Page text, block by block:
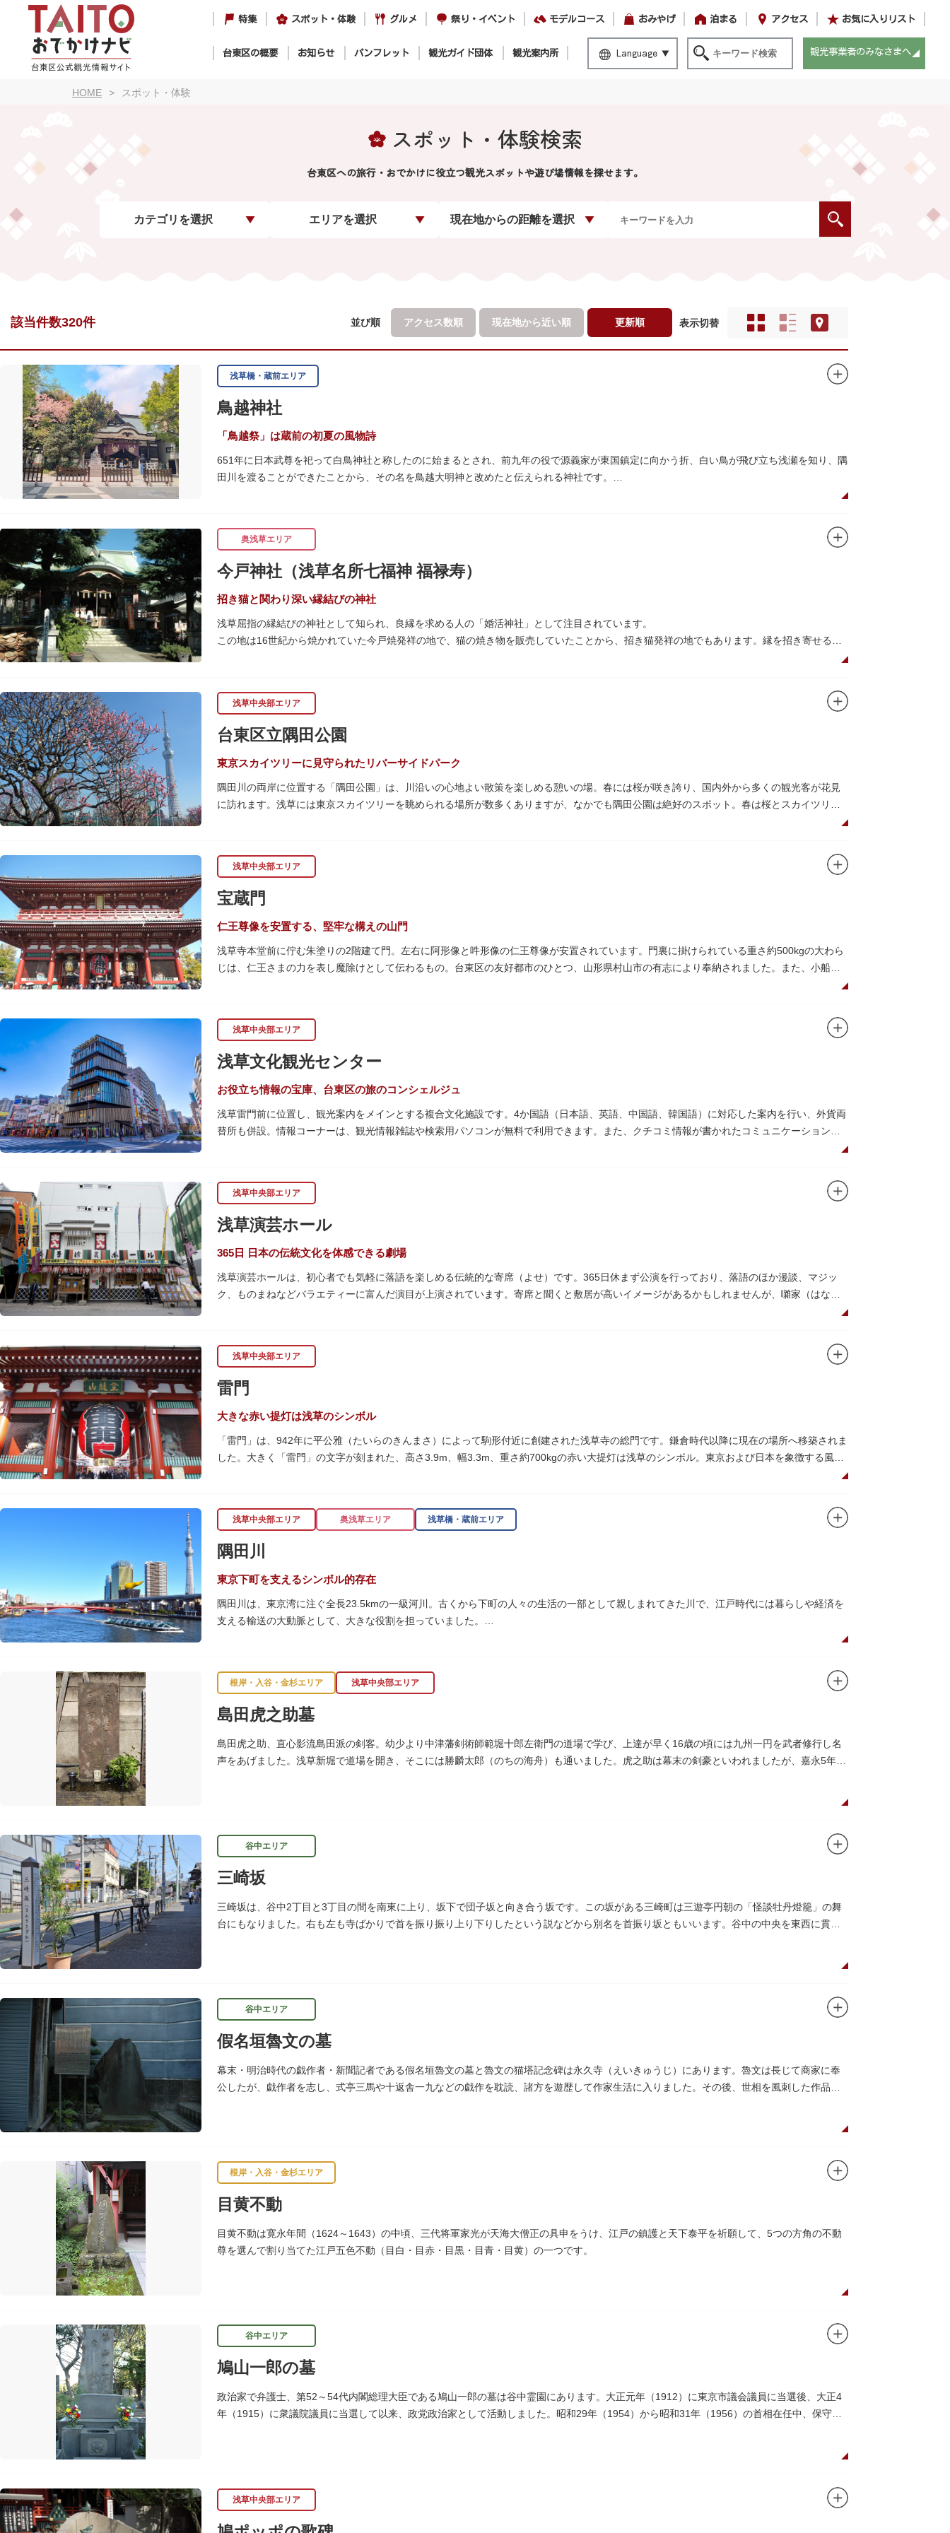
特集 スポット・体験 グルメ 祭り・イベント モデルコース おみやげ 泊まる アクセス お気に入りリスト
台東区の概要 お知らせ パンフレット 観光ガイド団体 観光案内所 Language 観光事業者のみなさまへ
HOME スポット・体験
スポット・体験検索
台東区への旅行・おでかけに役立つ観光スポットや遊び場情報を探せます。
カテゴリを選択 エリアを選択 現在地からの距離を選択
該当件数320件 並び順 アクセス数順 現在地から近い順 更新順 表示切替
浅草橋・蔵前エリア
鳥越神社
「鳥越祭」は蔵前の初夏の風物詩
651年に日本武尊を祀って白鳥神社と称したのに始まるとされ、前九年の役で源義家が東国鎮定に向かう折、白い鳥が飛び立ち浅瀬を知り、隅
田川を渡ることができたことから、その名を鳥越大明神と改めたと伝えられる神社です。
江戸時代までは三社の神社から成り、約2万坪の広大な敷地を所領していましたが、天領からの米を収蔵する蔵や、大名屋敷などを建てるため
毎年6月上旬に行われる鳥越祭では、都内最大級を誇る千貫神輿（約4トン）が氏子町内を渡御し、夜の宮入道中では、提灯に照らされた神輿
が荘厳かつ幻想的な光景をつくりだします。例年、数十万人の人出があり、多くの観客で賑わう蔵前の初夏の風物詩になっています。
社務所では、社紋の七曜紋と月星紋がデザインされた御朱印帳の販売や、鳥越祭の開催期間中は限定御朱印も頒布されます。
奥浅草エリア
今戸神社（浅草名所七福神 福禄寿）
招き猫と関わり深い縁結びの神社
浅草屈指の縁結びの神社として知られ、良縁を求める人の「婚活神社」として注目されています。
この地は16世紀から焼かれていた今戸焼発祥の地で、猫の焼き物を販売していたことから、招き猫発祥の地でもあります。縁を招き寄せるペ
1063（康平6）年、時の奥羽鎮守府源頼朝・義家父子が祈願し鎌倉の鶴ヶ丘と浅草今戸とに京都の石清水八幡を勧請して創建されました。境
内には、幕末に活躍した新選組沖田総司の終焉の地の碑も佇んでいます。また、浅草名所七福神の福禄寿が祀られており、七福神詣りの参拝
客でも賑わうスポットです。
浅草中央部エリア
台東区立隅田公園
東京スカイツリーに見守られたリバーサイドパーク
隅田川の両岸に位置する「隅田公園」は、川沿いの心地よい散策を楽しめる憩いの場。春には桜が咲き誇り、国内外から多くの観光客が花見
に訪れます。浅草には東京スカイツリーを眺められる場所が数多くありますが、なかでも隅田公園は絶好のスポット。春は桜とスカイツリー
手にのんびりと過ごしても良いですね。また、クジラの滑り台が目印の「遊具広場」はブランコやアスレチックなどの遊具が設置された広
場。子どもも思いっきり身体を動かせます。
隅田川橋梁に設置された全長約160mの「すみだリバーウォーク」は、東京スカイツリーまでの最短距離ルートのひとつ。歩道橋の途中にある
ガラス床から隅田川を見下ろしたり、すぐ横を走る電車の迫力を楽しんだり、隅田川散策にいかがでしょうか。
浅草中央部エリア
宝蔵門
仁王尊像を安置する、堅牢な構えの山門
浅草寺本堂前に佇む朱塗りの2階建て門。左右に阿形像と吽形像の仁王尊像が安置されています。門裏に掛けられている重さ約500kgの大わら
じは、仁王さまの力を表し魔除けとして伝わるもの。台東区の友好都市のひとつ、山形県村山市の有志により奉納されました。また、小船町
宝蔵門は、平安時代、武蔵守に任命された平公雅（たいらのきみまさ）により、祈願成就の御礼として942年に建立されました。数度の火災を
経て、現在の門は1964年にホテルニューオオタニ創始者・大谷米太郎の寄進により本瓦葺きで再建された（2007年チタン瓦に葺き替え）楼門
です。上層部には仏教の経典である『元版⼀切経（げんばんいっさいきょう）』や寺宝が収蔵されています。
浅草中央部エリア
浅草文化観光センター
お役立ち情報の宝庫、台東区の旅のコンシェルジュ
浅草雷門前に位置し、観光案内をメインとする複合文化施設です。4か国語（日本語、英語、中国語、韓国語）に対応した案内を行い、外貨両
替所も併設。情報コーナーは、観光情報雑誌や検索用パソコンが無料で利用できます。また、クチコミ情報が書かれたコミュニケーションボ
ここを訪れたなら、8階の展望テラスも必見です。雷門から浅草寺へと続く仲見世や、隅田川や東京スカイツリーも一望できるビュースポット
となっています。
浅草の街並みに溶け込む平屋を重ねたようなおしゃれな外観は、日本を代表する建築家・隈研吾氏によるデザイン。木の温もりあふれる空間
は、初めて日本を訪れる海外ツーリストにも優しい印象を与えています。
浅草中央部エリア
浅草演芸ホール
365日 日本の伝統文化を体感できる劇場
浅草演芸ホールは、初心者でも気軽に落語を楽しめる伝統的な寄席（よせ）です。365日休まず公演を行っており、落語のほか漫談、マジッ
ク、ものまねなどバラエティーに富んだ演目が上演されています。寄席と聞くと敷居が高いイメージがあるかもしれませんが、囃家（はなし
お笑い芸人を輩出した笑いの殿堂で、昔ながらの下町文化を体感してみてください。
浅草中央部エリア
雷門
大きな赤い提灯は浅草のシンボル
「雷門」は、942年に平公雅（たいらのきんまさ）によって駒形付近に創建された浅草寺の総門です。鎌倉時代以降に現在の場所へ移築されま
した。大きく「雷門」の文字が刻まれた、高さ3.9m、幅3.3m、重さ約700kgの赤い大提灯は浅草のシンボル。東京および日本を象徴する風景
ろ。正式名称の「風雷神門」は、門の左右に立つ2体の彫像、風神像と雷神像に由来します。日没から23時頃までは雷門や浅草寺がライトアッ
プされ、昼間とは違った荘厳な雰囲気に包まれます。
何度も焼失と再建を繰り返し、現在の雷門は1960年に松下電器産業（現パナソニック）の松下幸之助氏の寄進により再建されたものです。
浅草中央部エリア 奥浅草エリア 浅草橋・蔵前エリア
隅田川
東京下町を支えるシンボル的存在
隅田川は、東京湾に注ぐ全長23.5kmの一級河川。古くから下町の人々の生活の一部として親しまれてきた川で、江戸時代には暮らしや経済を
支える輸送の大動脈として、大きな役割を担っていました。
す。
川沿いには「隅田川テラス」と呼ばれる遊歩道も整備されています。心地よい風に吹かれながら、緑化が施された遊歩道で散歩やジョギング
を楽しんだ後は、オープンカフェでほっと一息つくのもおすすめです。
隅田川にかかる橋々も、それぞれ特徴的な形をしていて見応えは抜群。せっかくなら水上バスに乗船して、優雅に観察してみてはいかがでし
ょうか。
根岸・入谷・金杉エリア 浅草中央部エリア
島田虎之助墓
島田虎之助、直心影流島田派の剣客。幼少より中津藩剣術師範堀十郎左衛門の道場で学び、上達が早く16歳の頃には九州一円を武者修行し名
声をあげました。浅草新堀で道場を開き、そこには勝麟太郎（のちの海舟）も通いました。虎之助は幕末の剣豪といわれましたが、嘉永5年
谷中エリア
三崎坂
三崎坂は、谷中2丁目と3丁目の間を南東に上り、坂下で団子坂と向き合う坂です。この坂がある三崎町は三遊亭円朝の「怪談牡丹燈籠」の舞
台にもなりました。右も左も寺ばかりで首を振り振り上り下りしたという説などから別名を首振り坂ともいいます。谷中の中央を東西に貫く
谷中エリア
假名垣魯文の墓
幕末・明治時代の戯作者・新聞記者である假名垣魯文の墓と魯文の猫塔記念碑は永久寺（えいきゅうじ）にあります。魯文は長じて商家に奉
公したが、戯作者を志し、式亭三馬や十返舎一九などの戯作を耽読、諸方を遊歴して作家生活に入りました。その後、世相を風刺した作品を
根岸・入谷・金杉エリア
目黄不動
目黄不動は寛永年間（1624～1643）の中頃、三代将軍家光が天海大僧正の具申をうけ、江戸の鎮護と天下泰平を祈願して、5つの方角の不動
尊を選んで割り当てた江戸五色不動（目白・目赤・目黒・目青・目黄）の一つです。
谷中エリア
鳩山一郎の墓
政治家で弁護士、第52～54代内閣総理大臣である鳩山一郎の墓は谷中霊園にあります。大正元年（1912）に東京市議会議員に当選後、大正4
年（1915）に衆議院議員に当選して以来、政党政治家として活動しました。昭和29年（1954）から昭和31年（1956）の首相在任中、保守合
浅草中央部エリア